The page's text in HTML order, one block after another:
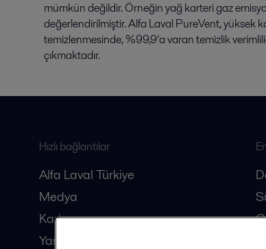
mümkün değildir. Örneğin yağ karteri gaz
değerlendirilmiştir. Alfa Laval PureVent, yüksek
temizlenmesinde, %99,9’a varan temizlik
çıkmaktadır.
Hızlı bağlantılar
Alfa Laval Türkiye
Medya
Kariyer
Yasal